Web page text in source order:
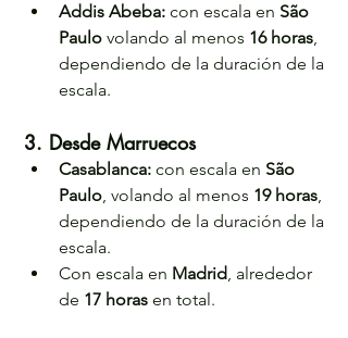
Addis Abeba: con escala en São
Paulo volando al menos 16 horas,
dependiendo de la duración de la
escala.
3. Desde Marruecos
Casablanca: con escala en São
Paulo, volando al menos 19 horas,
dependiendo de la duración de la
escala.
Con escala en Madrid, alrededor
de 17 horas en total.